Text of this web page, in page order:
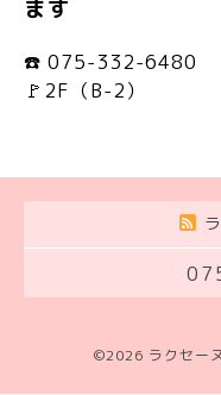
ます
☎️ 075-332-6480
🚩2F（B-2）
©2026 ラクセー